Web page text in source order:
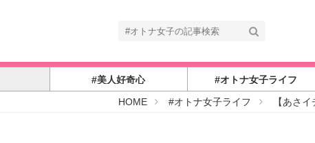
#美人好奇心 #オトナ女子ライフ
HOME#
#オトナ女子ライフ 【あさ